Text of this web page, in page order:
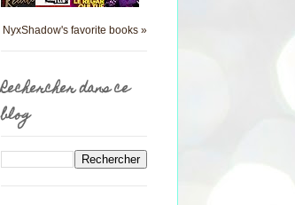
NyxShadow's favorite books »
Rechercher dans ce
blog